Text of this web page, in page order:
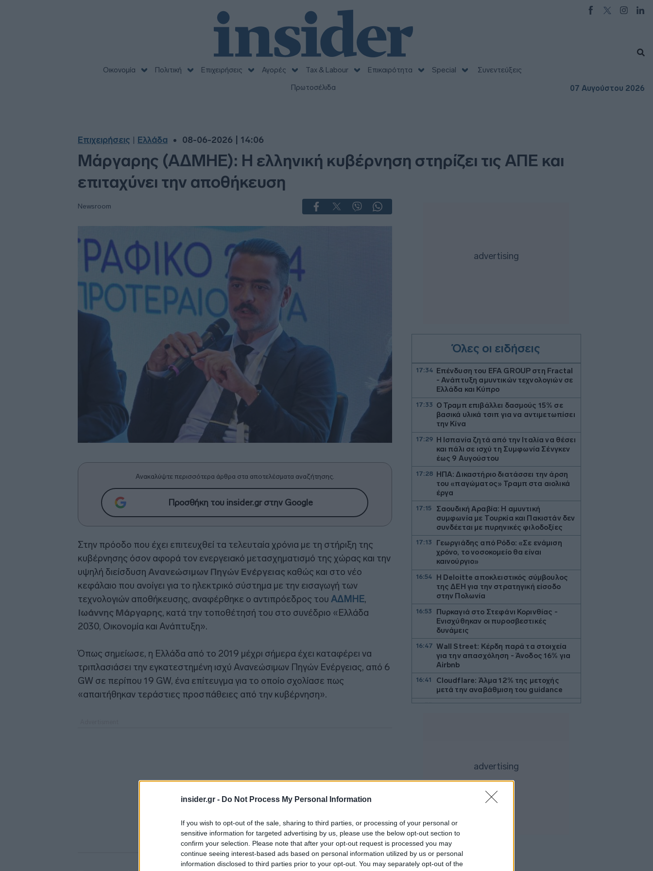
insider.gr - Do Not Process My Personal Information
If you wish to opt-out of the sale, sharing to third parties, or processing of your personal or
sensitive information for targeted advertising by us, please use the below opt-out section to
confirm your selection. Please note that after your opt-out request is processed you may
continue seeing interest-based ads based on personal information utilized by us or personal
information disclosed to third parties prior to your opt-out. You may separately opt-out of the
Οικονομία Πολιτική Επιχειρήσεις Αγορές Tax & Labour Επικαιρότητα Special
Συνεντεύξεις
Πρωτοσέλιδα
07 Αυγούστου 2026
Επιχειρήσεις Ελλάδα 08-06-2026 | 14:06
Μάργαρης (ΑΔΜΗΕ): Η ελληνική κυβέρνηση στηρίζει τις ΑΠΕ και
επιταχύνει την αποθήκευση
Newsroom
Ανακαλύψτε περισσότερα άρθρα στα αποτελέσματα αναζήτησης.
Προσθήκη του insider.gr στην Google
Στην πρόοδο που έχει επιτευχθεί τα τελευταία χρόνια με τη στήριξη της
κυβέρνησης όσον αφορά τον ενεργειακό μετασχηματισμό της χώρας και την
υψηλή διείσδυση Ανανεώσιμων Πηγών Ενέργειας καθώς και στο νέο
κεφάλαιο που ανοίγει για το ηλεκτρικό σύστημα με την εισαγωγή των
τεχνολογιών αποθήκευσης, αναφέρθηκε ο αντιπρόεδρος του ΑΔΜΗΕ,
Ιωάννης Μάργαρης, κατά την τοποθέτησή του στο συνέδριο «Ελλάδα
2030, Οικονομία και Ανάπτυξη».
Όπως σημείωσε, η Ελλάδα από το 2019 μέχρι σήμερα έχει καταφέρει να
τριπλασιάσει την εγκατεστημένη ισχύ Ανανεώσιμων Πηγών Ενέργειας, από 6
GW σε περίπου 19 GW, ένα επίτευγμα για το οποίο σχολίασε πως
«απαιτήθηκαν τεράστιες προσπάθειες από την κυβέρνηση».
Όλες οι ειδήσεις
17:34
Επένδυση του EFA GROUP στη Fractal
- Ανάπτυξη αμυντικών τεχνολογιών σε
Ελλάδα και Κύπρο
17:33 Ο Τραμπ επιβάλλει δασμούς 15% σε
βασικά υλικά τσιπ για να αντιμετωπίσει
την Κίνα
17:29 H Ισπανία ζητά από την Ιταλία να θέσει
και πάλι σε ισχύ τη Συμφωνία Σένγκεν
έως 9 Αυγούστου
17:28 ΗΠΑ: Δικαστήριο διατάσσει την άρση
του «παγώματος» Τραμπ στα αιολικά
έργα
17:15
Σαουδική Αραβία: Η αμυντική
συμφωνία με Τουρκία και Πακιστάν δεν
συνδέεται με πυρηνικές φιλοδοξίες
17:13
Γεωργιάδης από Ρόδο: «Σε ενάμιση
χρόνο, το νοσοκομείο θα είναι
καινούργιο»
16:54
Η Deloitte αποκλειστικός σύμβουλος
της ΔΕΗ για την στρατηγική είσοδο
στην Πολωνία
16:53
Πυρκαγιά στο Στεφάνι Κορινθίας -
Ενισχύθηκαν οι πυροσβεστικές
δυνάμεις
16:47 Wall Street: Κέρδη παρά τα στοιχεία
για την απασχόληση - Άνοδος 16% για
Airbnb
16:41
Cloudflare: Άλμα 12% της μετοχής
μετά την αναβάθμιση του guidance
16:35 Υπ. Παιδείας: Στεγαστικό επίδομα
Περιφέρειες για την ενίσχυση της
βιοασφάλειας
ιστορικού - εμπορικού κέντρου
15:50 ΗΠΑ: Χάθηκαν 23.000 θέσεις εργασίας
τον Ιούλιο - Σημάδια επιδείνωσης στην
αγορά εργασίας